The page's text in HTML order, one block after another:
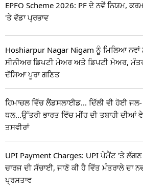
EPFO Scheme 2026: PF ਦੇ ਨਵੇਂ ਨਿਯਮ,
'ਤੇ ਵੱਡਾ ਪ੍ਰਭਾਵ
Hoshiarpur Nagar Nigam ਨੂੰ ਮਿਲਿਆ
ਸੀਨੀਅਰ ਡਿਪਟੀ ਮੇਅਰ ਅਤੇ ਡਿਪਟੀ ਮੇਅਰ,
ਦੱਸਿਆ ਪੂਰਾ ਗਣਿਤ
ਹਿਮਾਚਲ ਵਿੱਚ ਲੈਂਡਸਲਾਈਡ... ਦਿੱਲੀ ਵੀ ਹੋਈ ਜਲ-
ਥਲ...ਉੱਤਰੀ ਭਾਰਤ ਵਿੱਚ ਮੀਂਹ ਦੀ ਤਬਾਹੀ ਦੀਆਂ
ਤਸਵੀਰਾਂ
UPI Payment Charges: UPI ਪੇਮੈਂਟ 'ਤੇ ਲੱਗਣ
ਚਾਰਜ ਦੀ ਸੱਚਾਈ, ਜਾਣੋ ਕੀ ਹੈ ਵਿੱਤ ਮੰਤਰਾਲੇ ਦਾ
ਪ੍ਰਸਤਾਵ